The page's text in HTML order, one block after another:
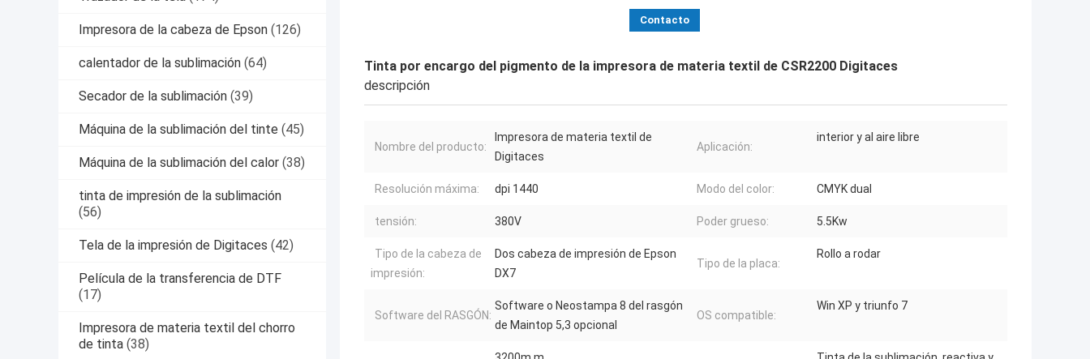
Impresora de la cabeza de Epson (126)
calentador de la sublimación (64)
Secador de la sublimación (39)
Máquina de la sublimación del tinte (45)
Máquina de la sublimación del calor (38)
tinta de impresión de la sublimación
(56)
Tela de la impresión de Digitaces (42)
Película de la transferencia de DTF
(17)
Impresora de materia textil del chorro
de tinta (38)
Contacto
Tinta por encargo del pigmento de la impresora de materia textil de CSR2200 Digitaces
descripción
Nombre del producto:
Impresora de materia textil de
Digitaces
Aplicación:
interior y al aire libre
Resolución máxima: dpi 1440 Modo del color: CMYK dual
tensión: 380V Poder grueso: 5.5Kw
Tipo de la cabeza de
impresión:
Dos cabeza de impresión de Epson
DX7
Tipo de la placa:
Rollo a rodar
Software del RASGÓN:
Software o Neostampa 8 del rasgón
de Maintop 5,3 opcional
OS compatible:
Win XP y triunfo 7